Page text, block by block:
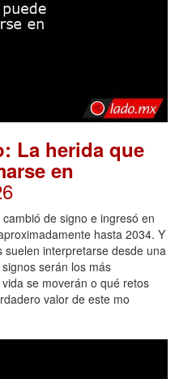
La herida que
en
de signo e ingresó en
hasta 2034. Y
interpretarse desde una
serán los más
se moverán o qué retos
valor de este mo